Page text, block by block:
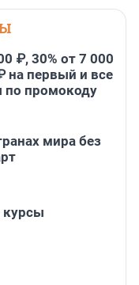
₽, 30% от 7 000
на первый и все
по промокоду
мира без
курсы